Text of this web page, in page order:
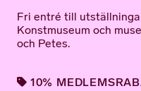
Fri entré till
Konstmuseum och
och Petes.
10%